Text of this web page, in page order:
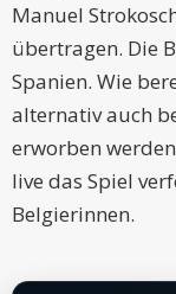
Manuel
übertragen. Die
Spanien. Wie
alternativ auch
erworben
live das Spiel
Belgierinnen.